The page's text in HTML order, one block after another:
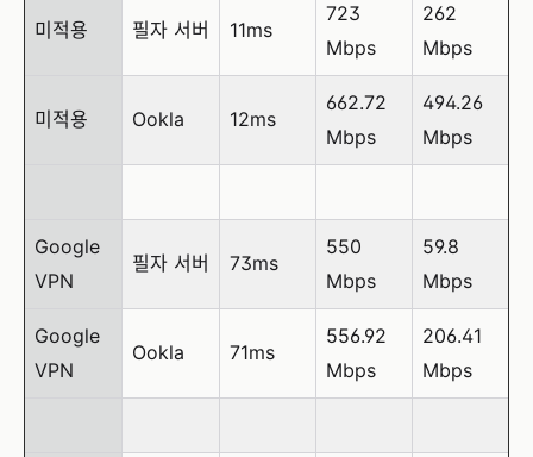
미적용 필자 서버 11ms
723
Mbps
262
Mbps
미적용 Ookla 12ms
662.72
Mbps
494.26
Mbps
Google
VPN
필자 서버 73ms
550
Mbps
59.8
Mbps
Google
VPN
Ookla 71ms
556.92
Mbps
206.41
Mbps